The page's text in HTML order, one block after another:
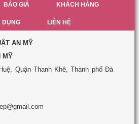
BÁO GIÁ KHÁCH HÀNG
DỤNG LIÊN HỆ
AN MỸ
MỸ
Quận Thanh Khê, Thành phố Đà